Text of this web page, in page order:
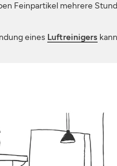
Feinpartikel mehrere
eines Luftreinigers